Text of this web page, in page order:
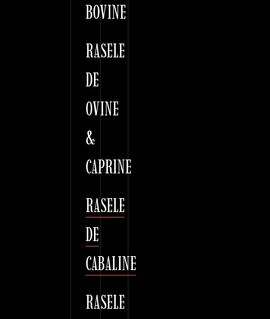
BOVINE
RASELE
DE
OVINE
&
CAPRINE
RASELE
DE
CABALINE
RASELE